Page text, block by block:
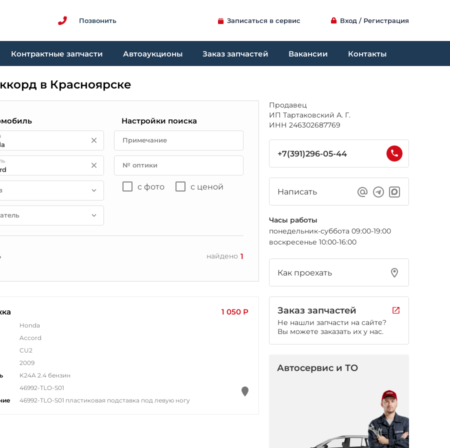
Позвонить Записаться в сервис Вход / Регистрация
Контрактные запчасти Автоаукционы Заказ запчастей Вакансии Контакты
в Красноярске
Настройки поиска
Примечание
№ оптики
с фото с ценой
найдено 1
1 050 Р
Honda
Accord
CU2
2009
K24A 2.4 бензин
46992-TLO-S01
46992-TLO-S01 пластиковая подставка под левую ногу
Продавец
ИП Тартаковский А. Г.
ИНН 246302687769
+7(391)296-05-44
Написать
Часы работы
понедельник-суббота 09:00-19:00
воскресенье 10:00-16:00
Как проехать
Заказ запчастей
Не нашли запчасти на сайте?
Вы можете заказать их у нас.
Автосервис и ТО